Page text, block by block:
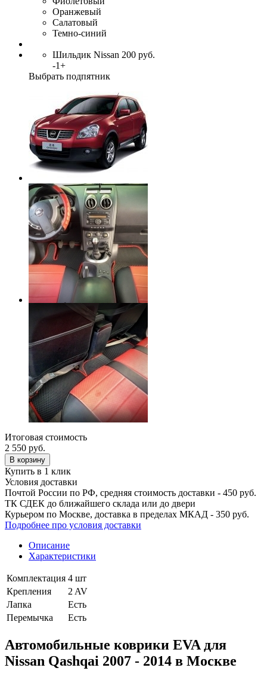
Оранжевый
Салатовый
Темно-синий
Шильдик Nissan 200 руб.
-1+
Выбрать подпятник
Итоговая стоимость
2 550 руб.
В корзину
Купить в 1 клик
Условия доставки
Почтой России по РФ, средняя стоимость доставки - 450 руб.
ТК СДЕК до ближайшего склада или до двери
Курьером по Москве, доставка в пределах МКАД - 350 руб.
Подробнее про условия доставки
Описание
Характеристики
Комплектация 4 шт
Крепления
2 AV
Лапка
Есть
Перемычка
Есть
Автомобильные коврики EVA для
Nissan Qashqai 2007 - 2014 в Москве